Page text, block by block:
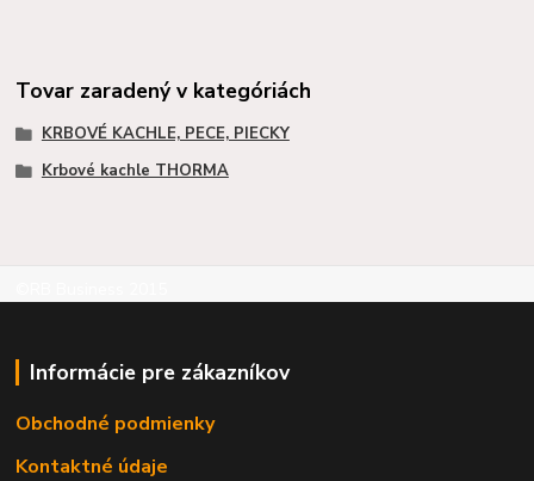
Tovar zaradený v kategóriách
KRBOVÉ KACHLE, PECE, PIECKY
Krbové kachle THORMA
Informácie pre zákazníkov
Obchodné podmienky
Kontaktné údaje